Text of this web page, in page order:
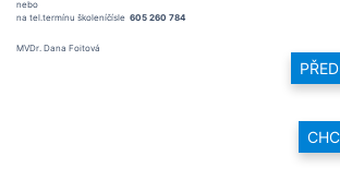
nebo
na tel.termínu školeníčísle 605 260 784
MVDr. Dana Foitová